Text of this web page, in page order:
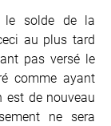
le solde de la
au plus tard
pas versé le
comme ayant
est de nouveau
ne sera